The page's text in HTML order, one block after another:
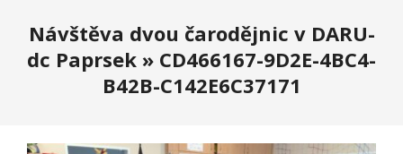
Návštěva dvou čarodějnic v DARU-
dc Paprsek » CD466167-9D2E-4BC4-
B42B-C142E6C37171